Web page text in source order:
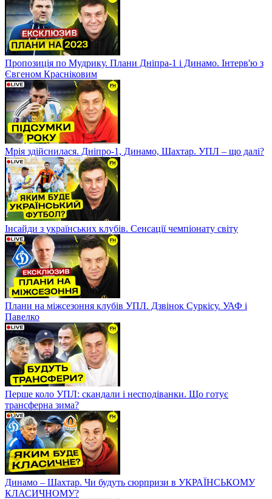
Пропозиція по Мудрику. Плани Дніпра-1 і Динамо. Інтерв'ю з
Євгеном Красніковим
Мрія здійснилася. Дніпро-1, Динамо, Шахтар. УПЛ – що далі?
Інсайди з українських клубів. Сенсації чемпіонату світу
Плани на міжсезоння клубів УПЛ. Дзвінок Суркісу. УАФ і
Павелко
Перше коло УПЛ: скандали і несподіванки. Що готує
трансферна зима?
Динамо – Шахтар. Чи будуть сюрпризи в УКРАЇНСЬКОМУ
КЛАСИЧНОМУ?